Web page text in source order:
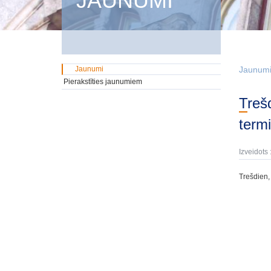
Jaunumi
Trešdien, 14.aprīlī, tika izsolīti GMTN vērtspapīri iekšējā tirgū ar dzēšanas
Izveidots
Jaunumi
Pierakstīties jaunumiem